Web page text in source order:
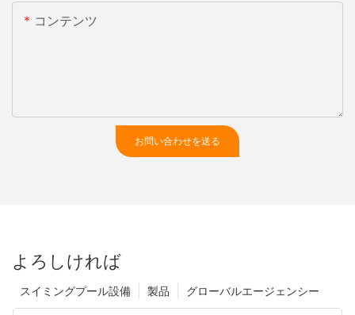
コンテンツ
お問い合わせを送る
よろしければ
グローバルエージェンシー
製品
スイミングプール設備